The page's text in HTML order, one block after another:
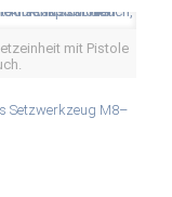
mit Pistole
Setzwerkzeug M8–